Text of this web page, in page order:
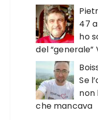
47
ho
del “generale”
Se
non
che mancava